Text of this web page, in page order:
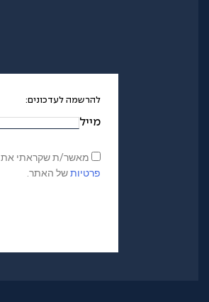
להרשמה לעדכונים:
מייל
מאשר/ת שקראתי את
פרטיותשל האתר.